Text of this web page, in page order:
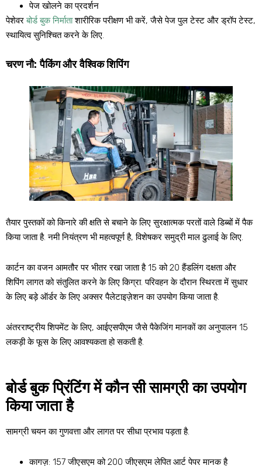
पेज खोलने का प्रदर्शन
पेशेवरबोर्ड बुक निर्माताशारीरिक परीक्षण भी करें, जैसे पेज पुल टेस्ट और ड्रॉप टेस्ट,
स्थायित्व सुनिश्चित करने के लिए.
चरण नौ: पैकिंग और वैश्विक शिपिंग
तैयार पुस्तकों को किनारे की क्षति से बचाने के लिए सुरक्षात्मक परतों वाले डिब्बों में पैक
किया जाता है. नमी नियंत्रण भी महत्वपूर्ण है, विशेषकर समुद्री माल ढुलाई के लिए.
कार्टन का वजन आमतौर पर भीतर रखा जाता है 15 को 20 हैंडलिंग दक्षता और
शिपिंग लागत को संतुलित करने के लिए किग्रा. परिवहन के दौरान स्थिरता में सुधार
के लिए बड़े ऑर्डर के लिए अक्सर पैलेटाइज़ेशन का उपयोग किया जाता है.
अंतरराष्ट्रीय शिपमेंट के लिए, आईएसपीएम जैसे पैकेजिंग मानकों का अनुपालन 15
लकड़ी के फूस के लिए आवश्यकता हो सकती है.
बोर्ड बुक प्रिंटिंग में कौन सी सामग्री का उपयोग
किया जाता है
सामग्री चयन का गुणवत्ता और लागत पर सीधा प्रभाव पड़ता है.
कागज़: 157 जीएसएम को 200 जीएसएम लेपित आर्ट पेपर मानक है